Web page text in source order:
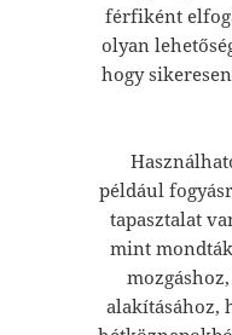
férfiként
olyan
hogy
például
tapasztalat
mint
alakításához,